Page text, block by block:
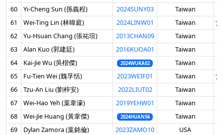
60 Yi-Cheng Sun (孫義程) 2024SUNY03 Taiwan
61
Wei-Ting Lin (林暐庭) 2024LINW01 Taiwan
62
Yu-Hsuan Chang (張祐瑄) 2013CHAN09 Taiwan
63
Alan Kuo (郭建廷) 2016KUOA01 Taiwan
64
Kai-Jie Wu (吳楷傑) 2024WUKA02 Taiwan
65
Fu-Tien Wei (魏孚恬) 2023WEIF01 Taiwan
66
Tzu-An Liu (劉梓安) 2022LIUT02 Taiwan
67
Wei-Hao Yeh (葉韋濠) 2019YEHW01 Taiwan
68
Wei-Jie Huang (黃韋傑) 2024HUAN56 Taiwan
69
Dylan Zamora (葉銘倫) 2023ZAMO10 USA